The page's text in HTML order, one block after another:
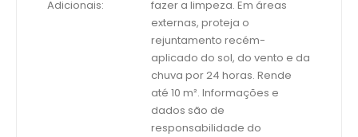
Adicionais:
fazer a limpeza. Em áreas
externas, proteja o
rejuntamento recém-
aplicado do sol, do vento e da
chuva por 24 horas. Rende
até 10 m². Informações e
dados são de
responsabilidade do